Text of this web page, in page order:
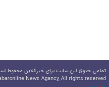
تمامی حقوق این سایت برای خبرآنلاین محفوظ
News Agancy, All rights reserved